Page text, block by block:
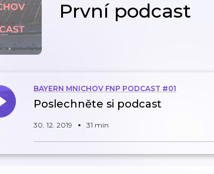
První podcast
BAYERN MNICHOV FNP PODCAST #01
Poslechněte si podcast
30. 12. 2019 31 min